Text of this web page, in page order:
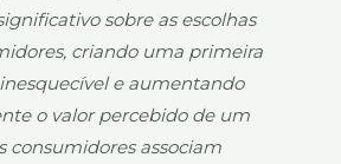
sobre as escolhas
criando uma primeira
e aumentando
o valor percebido de um
consumidores associam